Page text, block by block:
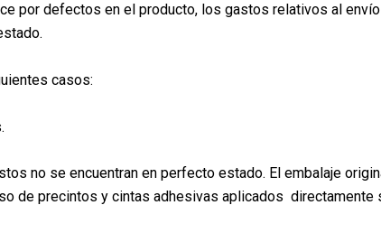
por defectos en el producto, los gastos relativos al
casos:
no se encuentran en perfecto estado. El embalaje
de precintos y cintas adhesivas aplicados directamente